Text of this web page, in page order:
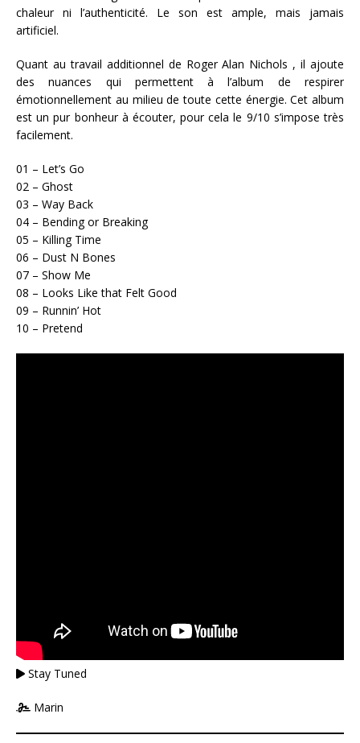
chaleur ni l’authenticité. Le son est ample, mais jamais
artificiel.
Quant au travail additionnel de Roger Alan Nichols , il ajoute
des nuances qui permettent à l’album de respirer
émotionnellement au milieu de toute cette énergie. Cet album
est un pur bonheur à écouter, pour cela le 9/10 s’impose très
facilement.
01 – Let’s Go
02 – Ghost
03 – Way Back
04 – Bending or Breaking
05 – Killing Time
06 – Dust N Bones
07 – Show Me
08 – Looks Like that Felt Good
09 – Runnin’ Hot
10 – Pretend
Stay Tuned
Marin